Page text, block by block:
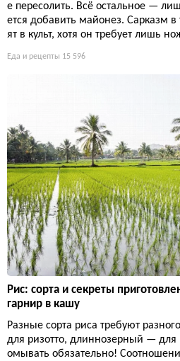
е пересолить. Всё остальное —
ется добавить майонез. Сарказм в
ят в культ, хотя он требует лишь
Еда и рецепты 15 596
Рис: сорта и секреты
гарнир в кашу
Разные сорта риса требуют
для ризотто, длиннозерный — для
омывать обязательно!